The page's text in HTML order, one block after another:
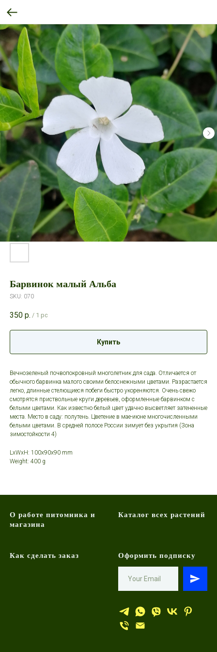
Барвинок малый Альба
SKU: 070
350 р. / 1 pc
Купить
Вечнозеленый почвопокровный многолетник для сада. Отличается от
обычного барвинка малого своими белоснежными цветами. Разрастается
легко, длинные стелющиеся побеги быстро укореняются. Очень свежо
смотрятся приствольные круги деревьев, оформленные барвинком с
белыми цветами. Как известно белый цвет удачно высветляет затененные
места. Место в саду: полутень. Цветение в мае-июне многочисленными
белыми цветами. В средней полосе России зимует без укрытия (Зона
зимостойкости 4)
LxWxH: 100x90x90 mm
Weight: 400 g
О работе питомника и
магазина
Каталог всех растений
Как сделать заказ Оформить подписку